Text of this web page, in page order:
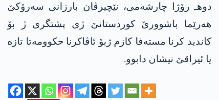
دوهـ رۆژا چارشه‌می، نێچیرڤان بارزانی سه‌رۆكێ
هه‌رێما باشوورێ كوردستانێ ژی پشتگری ژ بۆ
كاندید كرنا مسته‌فا كازم ژبۆ ئاڤاكرنا حكوومه‌تا تازه‌
یا ئیراقێ نیشان دابوو.